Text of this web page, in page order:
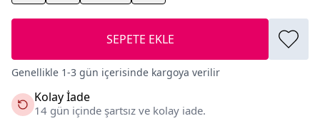
SEPETE EKLE
Genellikle 1-3 gün içerisinde kargoya verilir
Kolay İade
14 gün içinde şartsız ve kolay iade.